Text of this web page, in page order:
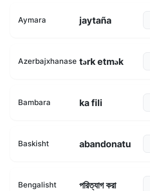
Aymara jaytaña
Azerbajxhanase tərk etmək
Bambara ka fili
Baskisht abandonatu
Bengalisht পরিত্যাগ করা